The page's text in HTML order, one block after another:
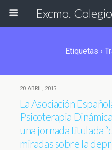
Etiquetas ›
20 ABRIL, 2017
La Asociación
Psicoterapia
una jornada titulada
miradas sobre la